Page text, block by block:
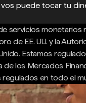
vos puede tocar tu
servicios monetarios
de EE. UU. y la
Estamos
los Mercados
en todo el